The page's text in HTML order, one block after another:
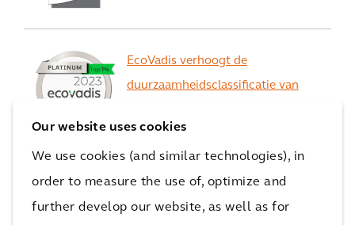
Our website uses cookies
We use cookies (and similar technologies), in
order to measure the use of, optimize and
further develop our website, as well as for
EcoVadis verhoogt de
duurzaamheidsclassificatie van
Bekijk ze allemaal